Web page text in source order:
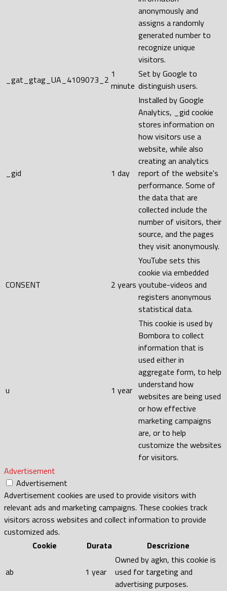
anonymously and
assigns a randomly
generated number to
recognize unique
visitors.
_gat_gtag_UA_4109073_2 1
minute
Set by Google to
distinguish users.
_gid 1 day
Installed by Google
Analytics, _gid cookie
stores information on
how visitors use a
website, while also
creating an analytics
report of the website's
performance. Some of
the data that are
collected include the
number of visitors, their
source, and the pages
they visit anonymously.
CONSENT 2 years
YouTube sets this
cookie via embedded
youtube-videos and
registers anonymous
statistical data.
u 1 year
This cookie is used by
Bombora to collect
information that is
used either in
aggregate form, to help
understand how
websites are being used
or how effective
marketing campaigns
are, or to help
customize the websites
for visitors.
Advertisement
Advertisement
Advertisement cookies are used to provide visitors with
relevant ads and marketing campaigns. These cookies track
visitors across websites and collect information to provide
customized ads.
Cookie
Durata Descrizione
ab 1 year
Owned by agkn, this cookie is
used for targeting and
advertising purposes.